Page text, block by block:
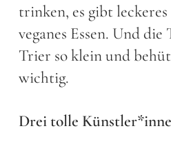
trinken, es gibt
veganes Essen. Und die
Trier so klein und
wichtig.
Drei tolle